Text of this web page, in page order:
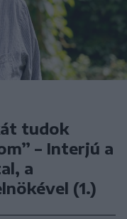
tudok
– Interjú a
a
(1.)